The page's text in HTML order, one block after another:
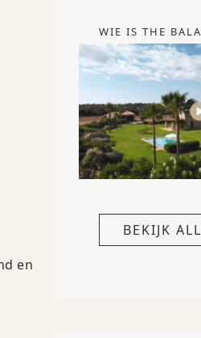
en
WIE IS THE
BEKIJK